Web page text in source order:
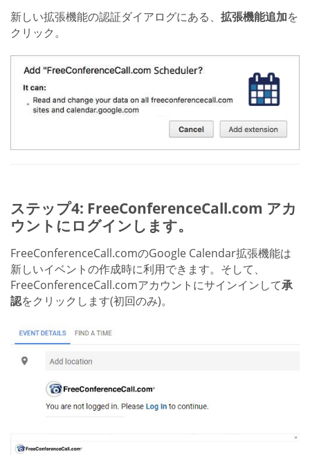
新しい拡張機能の認証ダイアログにある、 拡張機能追加を
クリック。
ステップ4: FreeConferenceCall.com アカ
ウントにログインします。
FreeConferenceCall.comのGoogle Calendar拡張機能は
新しいイベントの作成時に利用できます。そして、
FreeConferenceCall.comアカウントにサインインして承
認をクリックします(初回のみ)。